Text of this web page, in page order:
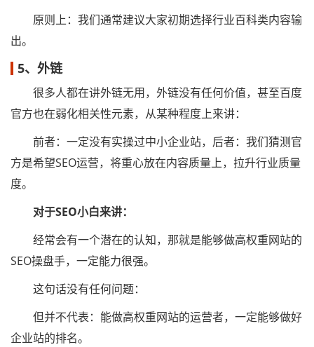
原则上：我们通常建议大家初期选择行业百科类内容输
出。
5、外链
很多人都在讲外链无用，外链没有任何价值，甚至百度
官方也在弱化相关性元素，从某种程度上来讲：
前者：一定没有实操过中小企业站，后者：我们猜测官
方是希望SEO运营，将重心放在内容质量上，拉升行业质量
度。
对于SEO小白来讲：
经常会有一个潜在的认知，那就是能够做高权重网站的
SEO操盘手，一定能力很强。
这句话没有任何问题：
但并不代表：能做高权重网站的运营者，一定能够做好
企业站的排名。